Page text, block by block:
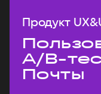
Продукт
A/B-
Почты